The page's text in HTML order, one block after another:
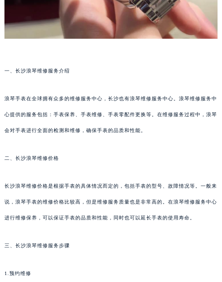
一、长沙浪琴维修服务介绍
浪琴手表在全球拥有众多的维修服务中心，长沙也有浪琴维修服务中心。浪琴维修服务中
心提供的服务包括：手表保养、手表维修、手表零配件更换等。在维修服务过程中，浪琴
会对手表进行全面的检测和维修，确保手表的品质和性能。
二、长沙浪琴维修价格
长沙浪琴维修价格是根据手表的具体情况而定的，包括手表的型号、故障情况等。一般来
说，浪琴手表的维修价格比较高，但是维修服务质量也是非常高的。在浪琴维修服务中心
进行维修保养，可以保证手表的品质和性能，同时也可以延长手表的使用寿命。
三、长沙浪琴维修服务步骤
1.预约维修